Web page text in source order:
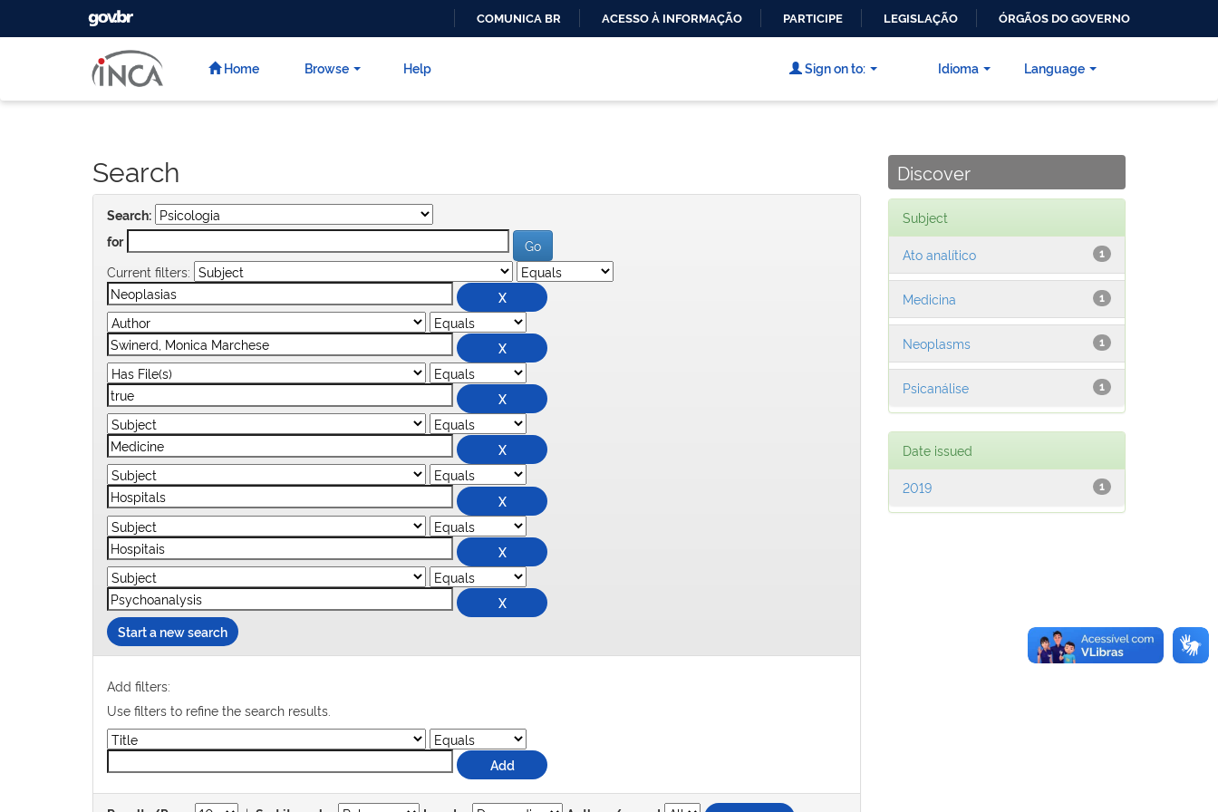
CONTEÚDO
GOVBR
COMUNICA BR ACESSO À INFORMAÇÃO PARTICIPE LEGISLAÇÃO ÓRGÃOS DO GOVERNO
Home Browse Help Language
Sign on to: Idioma
Search
Search:
for
Current filters:
Start a new search
Add filters:
Use filters to refine the search results.
Discover
Subject
1
Ato analítico
1
Medicina
1
Neoplasms
1
Psicanálise
Date issued
1
2019